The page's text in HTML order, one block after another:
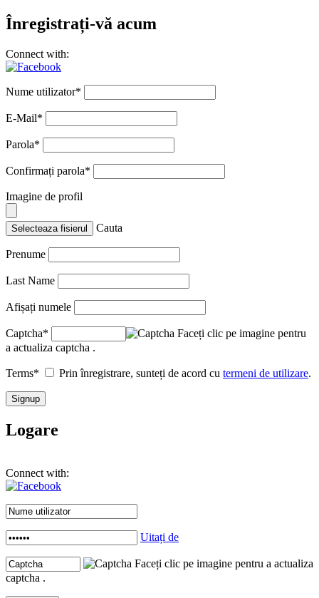
Înregistrați-vă acum
Connect with:
Nume utilizator*
E-Mail*
Parola*
Confirmați parola*
Imagine de profil
Selecteaza fisierul Cauta
Prenume
Last Name
Afișați numele
Captcha*
Faceți clic pe imagine pentru
a actualiza captcha .
Terms* Prin înregistrare, sunteți de acord cu termeni de utilizare.
Logare
Connect with:
Uitați de
Faceți clic pe imagine pentru a actualiza
captcha .